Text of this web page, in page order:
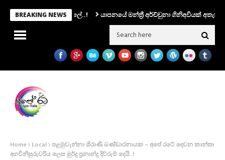
BREAKING NEWS යාපනයේ මන්ත්‍රී අර්ච්චුනා ගිනිඅවියක් අතැතිව
Home Local පළමුවැන්නා ශිරාණි බණ්ඩාරනායක – අපේ රටේ දෙවන කාන්තා
අගවිනිසුරුවරිය ලෙස මුර්දු ප්‍රනාන්දු දිව්රුම් දෙයි..!